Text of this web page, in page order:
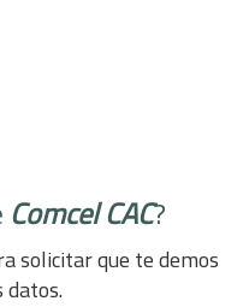
Comcel CAC?
solicitar que te demos
datos.